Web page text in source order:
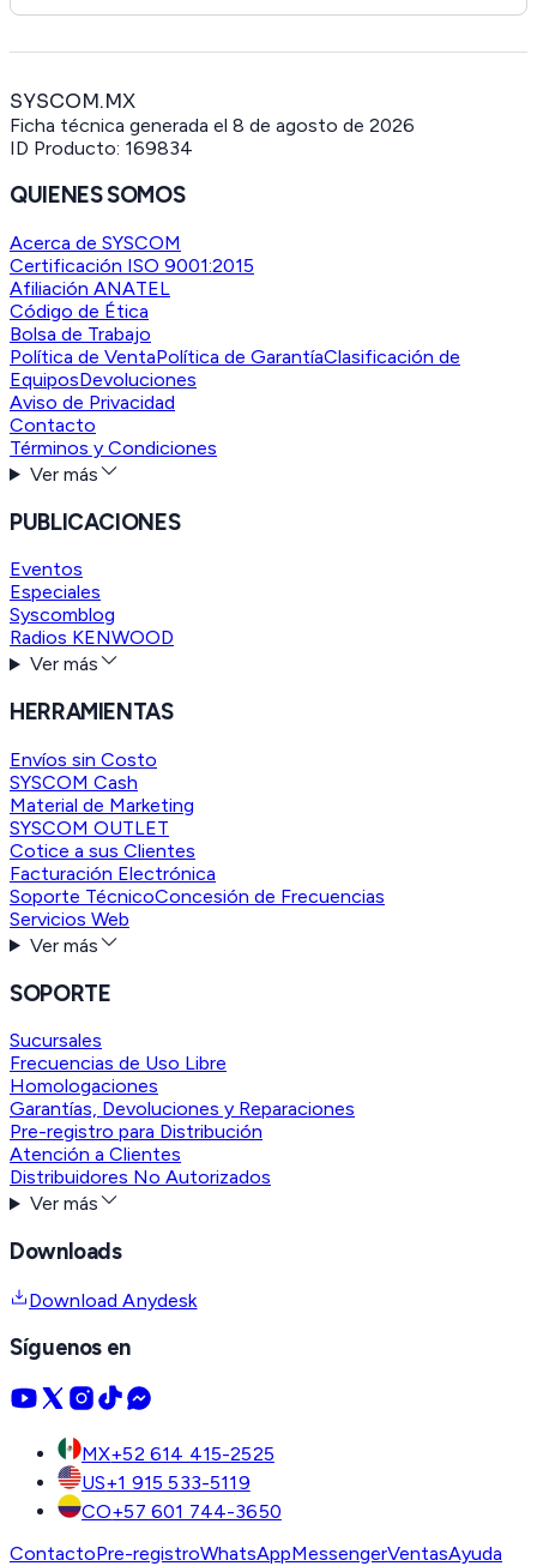
SYSCOM.MX
Ficha técnica generada el 8 de agosto de 2026
ID Producto: 169834
QUIENES SOMOS
Acerca de SYSCOM
Certificación ISO 9001:2015
Afiliación ANATEL
Código de Ética
Bolsa de Trabajo
Política de VentaPolítica de GarantíaClasificación de
EquiposDevoluciones
Aviso de Privacidad
Contacto
Términos y Condiciones
Ver más
PUBLICACIONES
Eventos
Especiales
Syscomblog
Radios KENWOOD
Ver más
HERRAMIENTAS
Envíos sin Costo
SYSCOM Cash
Material de Marketing
SYSCOM OUTLET
Cotice a sus Clientes
Facturación Electrónica
Soporte TécnicoConcesión de Frecuencias
Servicios Web
Ver más
SOPORTE
Sucursales
Frecuencias de Uso Libre
Homologaciones
Garantías, Devoluciones y Reparaciones
Pre-registro para Distribución
Atención a Clientes
Distribuidores No Autorizados
Ver más
Downloads
Download Anydesk
Síguenos en
MX+52 614 415-2525
US+1 915 533-5119
CO+57 601 744-3650
ContactoPre-registroWhatsAppMessengerVentasAyuda